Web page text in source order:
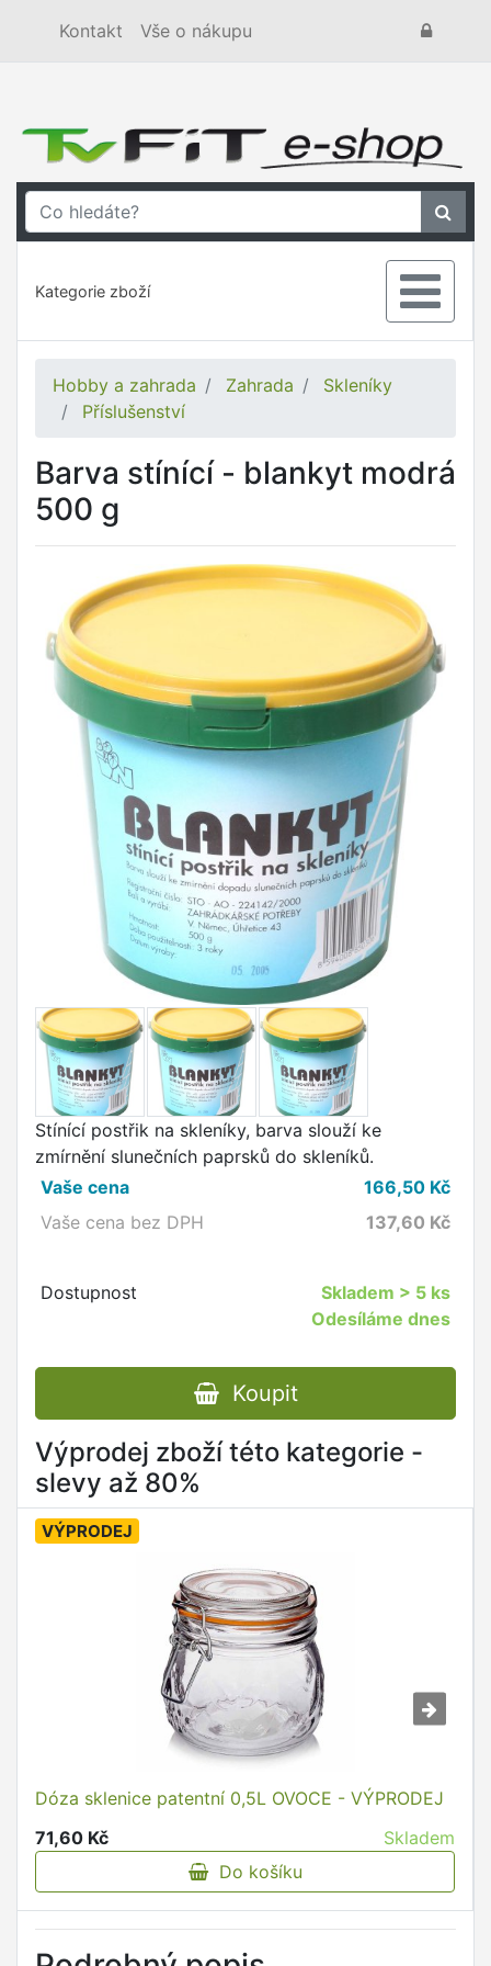
Kontakt Vše o nákupu
Kategorie zboží
Hobby a zahrada Zahrada
Skleníky
Příslušenství
Barva stínící - blankyt modrá
500 g
Stínící postřik na skleníky, barva slouží ke
zmírnění slunečních paprsků do skleníků.
Vaše cena
166,50 Kč
Vaše cena bez DPH
137,60 Kč
Dostupnost Skladem > 5 ks
Odesíláme dnes
Koupit
Výprodej zboží této kategorie -
slevy až 80%
VÝPRODEJ
Dóza sklenice patentní 0,5L OVOCE - VÝPRODEJ
71,60 Kč
Skladem
Do košíku